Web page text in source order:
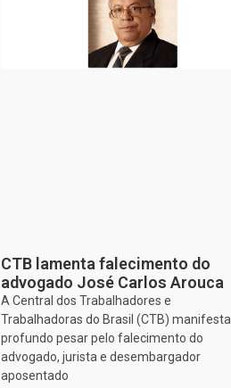
CTB lamenta falecimento do
advogado José Carlos Arouca
A Central dos Trabalhadores e
Trabalhadoras do Brasil (CTB) manifesta
profundo pesar pelo falecimento do
advogado, jurista e desembargador
aposentado